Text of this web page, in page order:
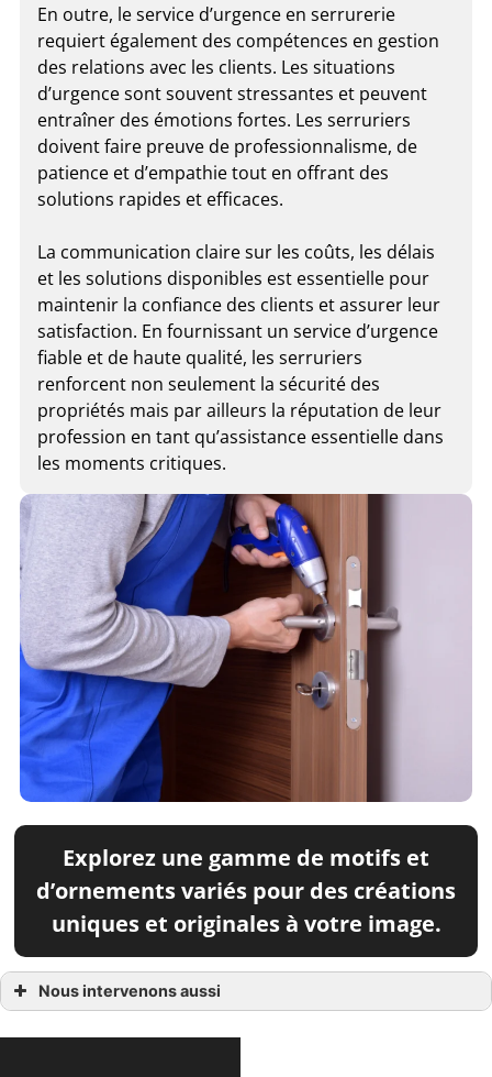
En outre, le service d’urgence en serrurerie
requiert également des compétences en gestion
des relations avec les clients. Les situations
d’urgence sont souvent stressantes et peuvent
entraîner des émotions fortes. Les serruriers
doivent faire preuve de professionnalisme, de
patience et d’empathie tout en offrant des
solutions rapides et efficaces.
La communication claire sur les coûts, les délais
et les solutions disponibles est essentielle pour
maintenir la confiance des clients et assurer leur
satisfaction. En fournissant un service d’urgence
fiable et de haute qualité, les serruriers
renforcent non seulement la sécurité des
propriétés mais par ailleurs la réputation de leur
profession en tant qu’assistance essentielle dans
les moments critiques.
Explorez une gamme de motifs et
d’ornements variés pour des créations
uniques et originales à votre image.
Nous intervenons aussi